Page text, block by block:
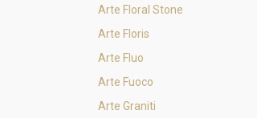
Arte Floral Stone
Arte Floris
Arte Fluo
Arte Fuoco
Arte Graniti